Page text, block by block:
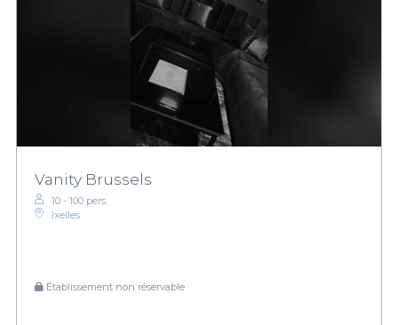
Vanity Brussels
10 - 100 pers.
Ixelles
Établissement non réservable